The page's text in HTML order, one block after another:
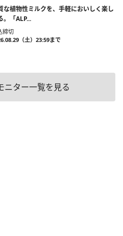
な植物性ミルクを、手軽においしく楽し
。「ALP...
締切
（土）23:59まで
ニター一覧を見る